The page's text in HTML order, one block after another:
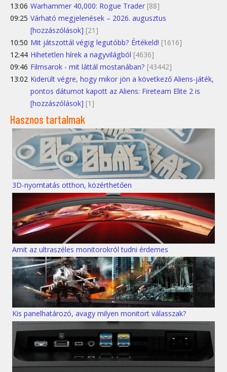
13:06 Warhammer 40,000: Rogue Trader [88]
09:25 Várható megjelenések – 2026. augusztus
[hozzászólások] [21]
10:50 Mit játszottál végig legutóbb? Értékeld! [1616]
12:44 Hihetetlen hírek a nagyvilágból [4636]
09:46 Filmsarok - mit láttál mostanában? [43442]
13:02 Kiderült végre, hogy mikor jön a következő Aliens-játék,
pontos dátumot kapott az Aliens: Fireteam Elite 2 is
[hozzászólások] [1]
Hasznos tartalmak
3D-nyomtatás otthon, közérthetően
Amit az ultraszéles monitorokról tudni érdemes
Kis panelhatározó, avagy milyen monitort válasszak?